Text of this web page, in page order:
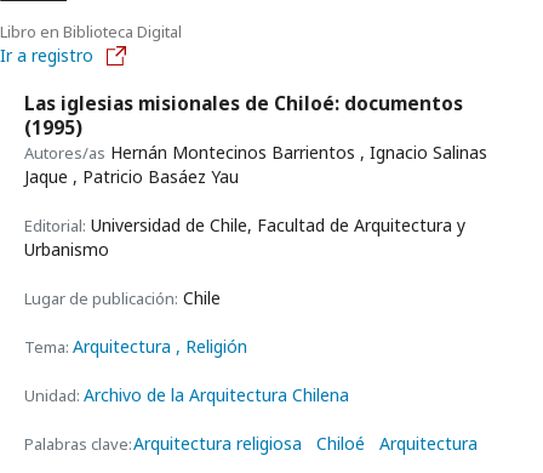
Libro en Biblioteca Digital
Ir a registro
Las iglesias misionales de Chiloé: documentos
(1995)
Autores/as Hernán Montecinos Barrientos , Ignacio Salinas
Jaque , Patricio Basáez Yau
Editorial: Universidad de Chile, Facultad de Arquitectura y
Urbanismo
Lugar de publicación: Chile
Tema: Arquitectura , Religión
Unidad: Archivo de la Arquitectura Chilena
Palabras clave:Arquitectura religiosa Chiloé Arquitectura